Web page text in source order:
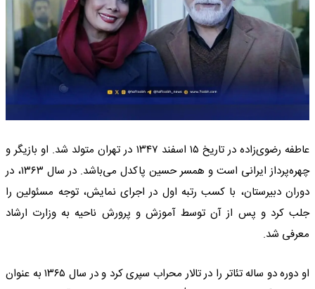
عاطفه رضوی‌زاده در تاریخ ۱۵ اسفند ۱۳۴۷ در تهران متولد شد. او بازیگر و
چهره‌پرداز ایرانی است و همسر حسین پاکدل می‌باشد. در سال ۱۳۶۳، در
دوران دبیرستان، با کسب رتبه اول در اجرای نمایش، توجه مسئولین را
جلب کرد و پس از آن توسط آموزش و پرورش ناحیه به وزارت ارشاد
معرفی شد.
او دوره دو ساله تئاتر را در تالار محراب سپری کرد و در سال ۱۳۶۵ به عنوان